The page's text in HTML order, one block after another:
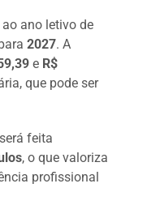
ano letivo de
2027. A
e R$
que pode ser
feita
, o que valoriza
profissional